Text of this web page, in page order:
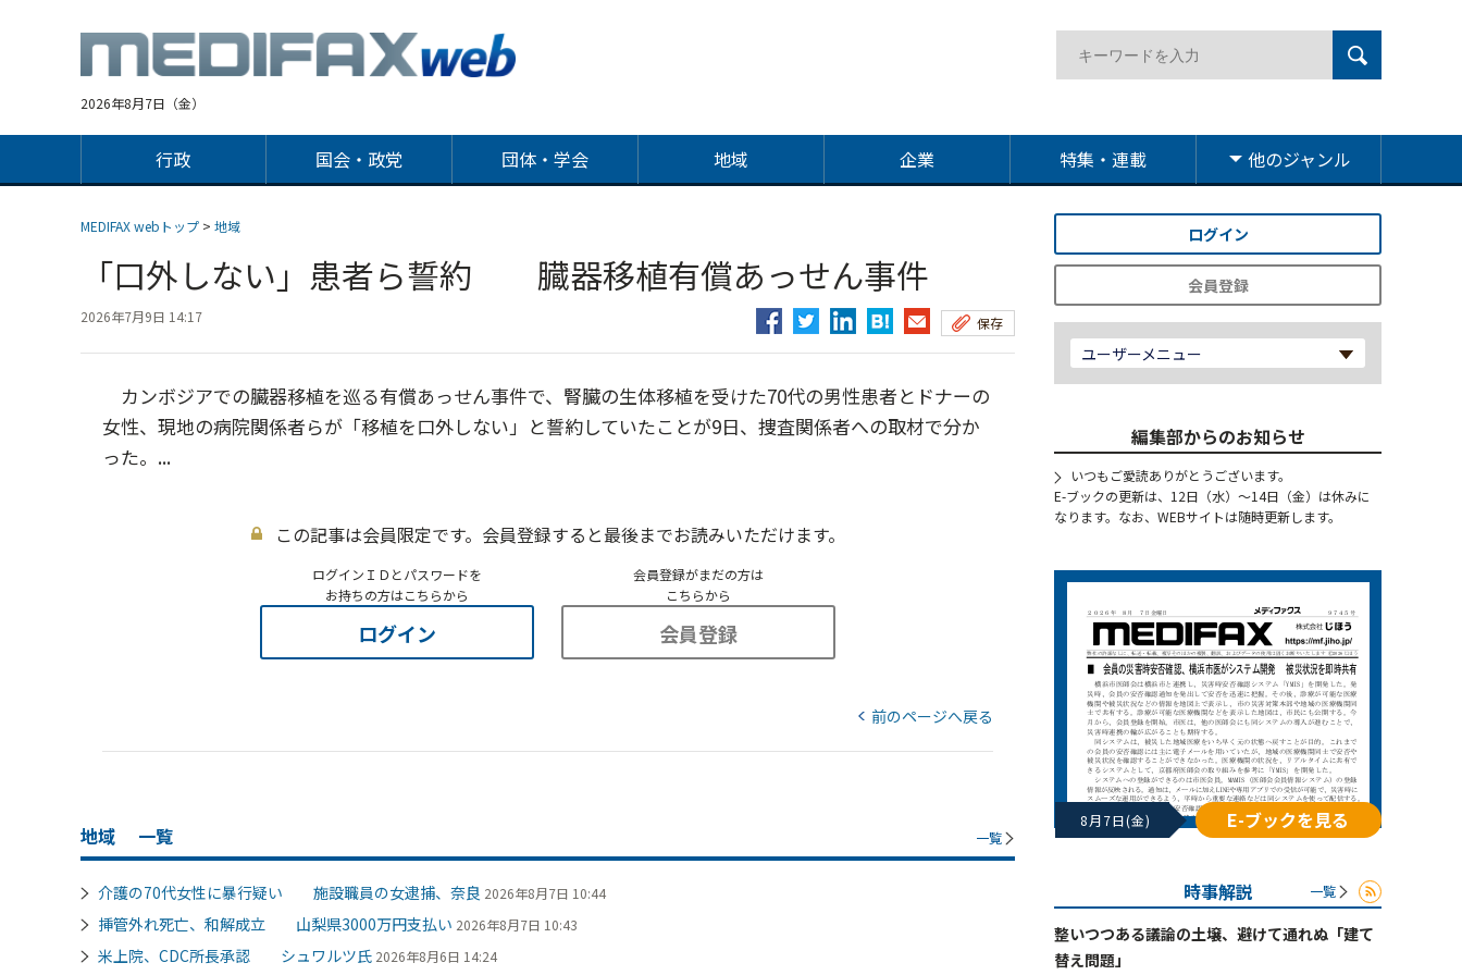
2026年8月7日（金）
行政 国会・政党 団体・学会 地域 企業 特集・連載 他のジャンル
MEDIFAX webトップ > 地域
「口外しない」患者ら誓約 臓器移植有償あっせん事件
2026年7月9日 14:17 保存
カンボジアでの臓器移植を巡る有償あっせん事件で、腎臓の生体移植を受けた70代の男性患者とドナーの
女性、現地の病院関係者らが「移植を口外しない」と誓約していたことが9日、捜査関係者への取材で分か
った。...
この記事は会員限定です。会員登録すると最後までお読みいただけます。
ログインＩＤとパスワードを
お持ちの方はこちらから
ログイン
会員登録がまだの方は
こちらから
会員登録
前のページへ戻る
地域 一覧 一覧
介護の70代女性に暴行疑い 施設職員の女逮捕、奈良 2026年8月7日 10:44
挿管外れ死亡、和解成立 山梨県3000万円支払い 2026年8月7日 10:43
米上院、CDC所長承認 シュワルツ氏 2026年8月6日 14:24
ログイン
会員登録
ユーザーメニュー
編集部からのお知らせ
いつもご愛読ありがとうございます。
E-ブックの更新は、12日（水）～14日（金）は休みに
なります。なお、WEBサイトは随時更新します。
8月7日(金) E-ブックを見る
時事解説 一覧
整いつつある議論の土壌、避けて通れぬ「建て
替え問題」